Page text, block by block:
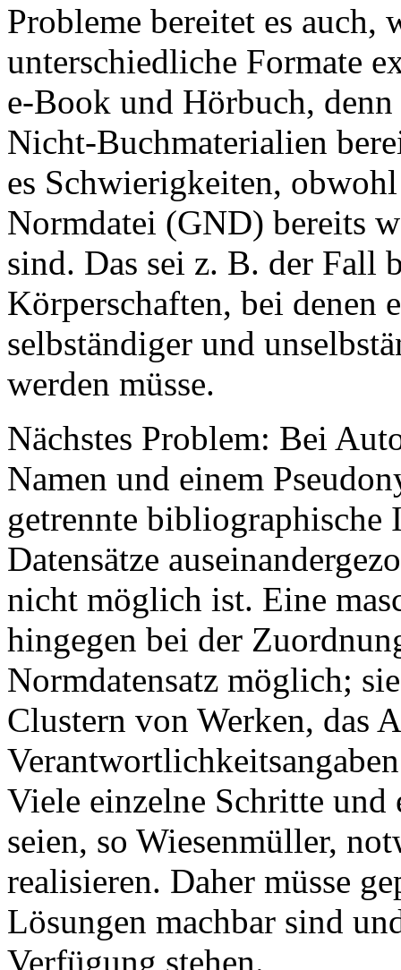
Probleme bereitet es auch,
unterschiedliche Formate
e-Book und Hörbuch,
Nicht-Buchmaterialien
es Schwierigkeiten,
Normdatei (GND) bereits
sind. Das sei z. B. der Fall
Körperschaften, bei denen
selbständiger und
werden müsse.
Nächstes Problem: Bei
Namen und einem
getrennte bibliographische
Datensätze
nicht möglich ist. Eine
hingegen bei der
Normdatensatz möglich;
Clustern von Werken, das
Viele einzelne Schritte
seien, so Wiesenmüller,
realisieren. Daher müsse
Lösungen machbar sind
Verfügung stehen.